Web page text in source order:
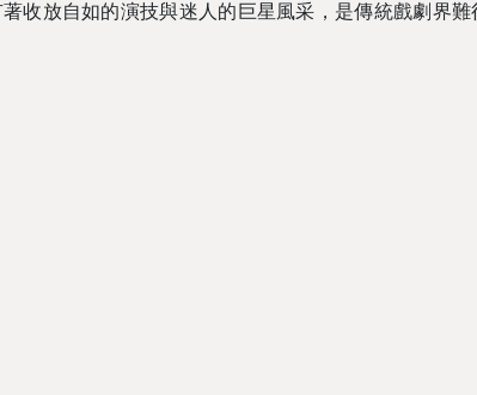
收放自如的演技與迷人的巨星風采，是傳統戲劇界難